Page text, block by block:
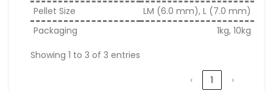
Pellet Size
LM (6.0 mm), L (7.0 mm)
Packaging
1kg, 10kg
Showing 1 to 3 of 3 entries
‹ 1 ›